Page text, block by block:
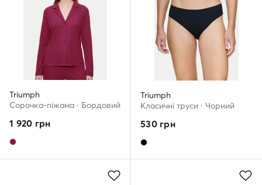
Triumph
Сорочка-піжама · Бордовий
1 920 грн
Triumph
Класичні труси · Чорний
530грн